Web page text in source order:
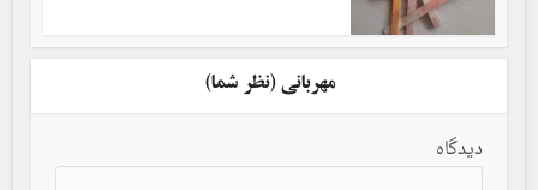
مهربانی (نظر شما)
دیدگاه